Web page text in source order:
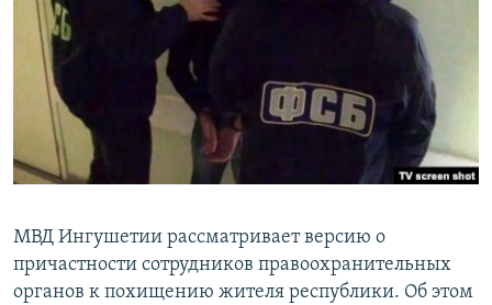
РАСПИСАНИЕ ВЕЩАНИЯ
ПОДПИШИТЕСЬ НА РАССЫЛКУ
СОЦИАЛЬНЫЕ СЕТИ
Все сайты РСЕ/РС
МВД Ингушетии рассматривает версию о
причастности сотрудников правоохранительных
органов к похищению жителя республики. Об этом